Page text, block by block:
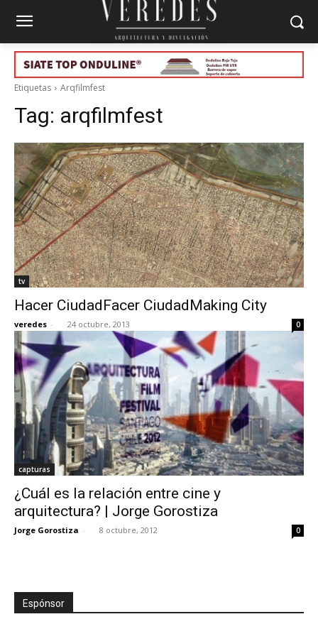
Etiquetas Arqfilmfest
Tag: arqfilmfest
tv
Hacer CiudadFacer CiudadMaking City
veredes - 24 octubre, 2013 0
capturas
¿Cuál es la relación entre cine y
arquitectura? | Jorge Gorostiza
Jorge Gorostiza - 8 octubre, 2012 0
Espónsor